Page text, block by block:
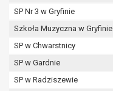
SP Nr 3 w Gryfinie
Szkoła Muzyczna w Gryfinie
SP w Chwarstnicy
SP w Gardnie
SP w Radziszewie